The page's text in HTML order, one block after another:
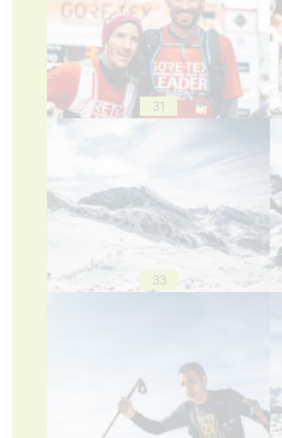
31
33